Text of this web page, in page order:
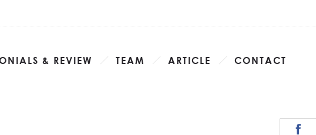
& REVIEW TEAM ARTICLE CONTACT